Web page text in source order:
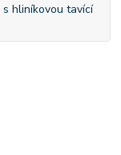
s hliníkovou tavící